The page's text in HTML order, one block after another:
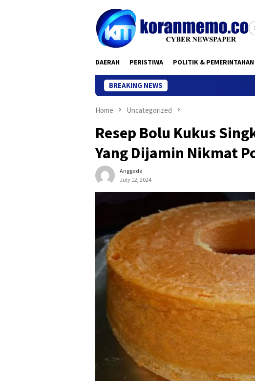
DAERAH PERISTIWA POLITIK & PEMERINTAHAN
BREAKING NEWS
Home Uncategorized
Resep Bolu Kukus
Yang Dijamin Nikmat
Anggada
July 12, 2024